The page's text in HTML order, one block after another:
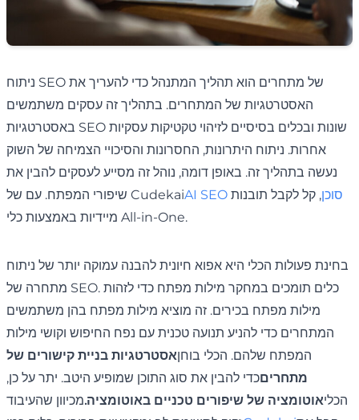
ניתוח SEO של מתחרים הוא תהליך המתנהל כדי להעריך את
האסטרטגיות של המתחרים. בתהליך זה עסקים משתמשים
באסטרטגיות SEO שונות ובכלים בסיסיים לזיהוי טקטיקות עסקיות
אחרות. ניתוח היתרונות, החסרונות והסיכויי הצמיחה של השוק
נעשה בתהליך זה. באופן דומה, נוהל זה מסייע לעסקים להבין את
שיפורי המפתח. עם של Cudekai
AI SEO סוכן, קל לקבל תובנות
מיידיות באמצעות כלי All-in-One.
בחינת פעולות הכלי היא אפוא חיונית להבנה עמוקה יותר של ניתוח
מתחרה של SEO. כלים תומכים במחקר מילות מפתח כדי לזהות
מילות מפתח בכירים. זה מוציא מילות מפתח בהן משתמשים
המתחרים כדי להניע תנועה טכנית עם נפח החיפוש וקושי מילות
המפתח שלהם. הכלי בוחןאסטרטגיות בניית קישורים של
מתחריםכדי להבין את סוג התוכן שמופיע היטב. יתר על כן,
הכליאוטומציה של שיפורים טכניים באוטומציה.מכיוון שהעיבוד